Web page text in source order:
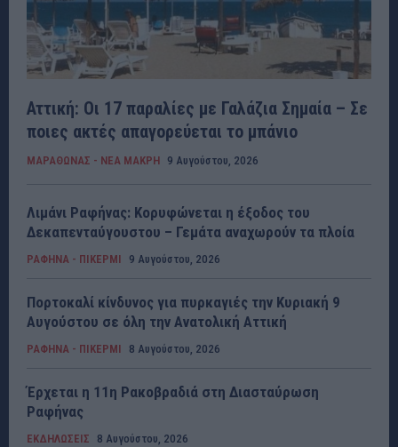
Αττική: Οι 17 παραλίες με Γαλάζια Σημαία – Σε
ποιες ακτές απαγορεύεται το μπάνιο
ΜΑΡΑΘΩΝΑΣ - ΝΕΑ ΜΑΚΡΗ 9 Αυγούστου, 2026
Λιμάνι Ραφήνας: Κορυφώνεται η έξοδος του
Δεκαπενταύγουστου – Γεμάτα αναχωρούν τα πλοία
ΡΑΦΗΝΑ - ΠΙΚΕΡΜΙ 9 Αυγούστου, 2026
Πορτοκαλί κίνδυνος για πυρκαγιές την Κυριακή 9
Αυγούστου σε όλη την Ανατολική Αττική
ΡΑΦΗΝΑ - ΠΙΚΕΡΜΙ 8 Αυγούστου, 2026
Έρχεται η 11η Ρακοβραδιά στη Διασταύρωση
Ραφήνας
ΕΚΔΗΛΩΣΕΙΣ 8 Αυγούστου, 2026